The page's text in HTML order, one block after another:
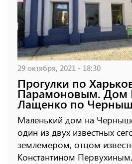
29 октября, 2021 - 18:30
Прогулки по
Парамоновым. Дом
Лащенко по
Маленький дом на
один из двух известных
землемером, отцом
Константином Первухиным.